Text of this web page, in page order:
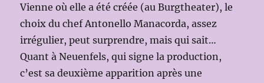
Vienne où elle a été créée (au Burgtheater), le
choix du chef Antonello Manacorda, assez
irrégulier, peut surprendre, mais qui sait…
Quant à Neuenfels, qui signe la production,
c’est sa deuxième apparition après une